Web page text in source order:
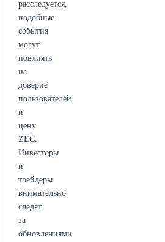
расследуется,
подобные
события
могут
повлиять
на
доверие
пользователей
и
цену
ZEC.
Инвесторы
и
трейдеры
внимательно
следят
за
обновлениями